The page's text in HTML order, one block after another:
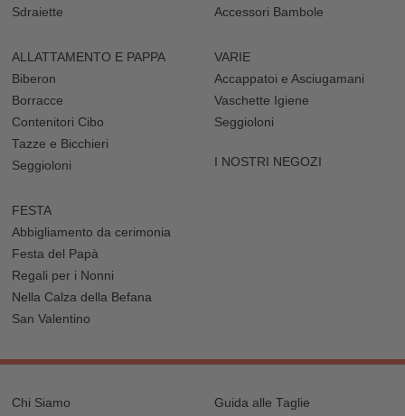
Sdraiette
Accessori Bambole
ALLATTAMENTO E PAPPA
Biberon
Borracce
Contenitori Cibo
Tazze e Bicchieri
Seggioloni
VARIE
Accappatoi e Asciugamani
Vaschette Igiene
Seggioloni
I NOSTRI NEGOZI
FESTA
Abbigliamento da cerimonia
Festa del Papà
Regali per i Nonni
Nella Calza della Befana
San Valentino
Chi Siamo
Guida alle Taglie